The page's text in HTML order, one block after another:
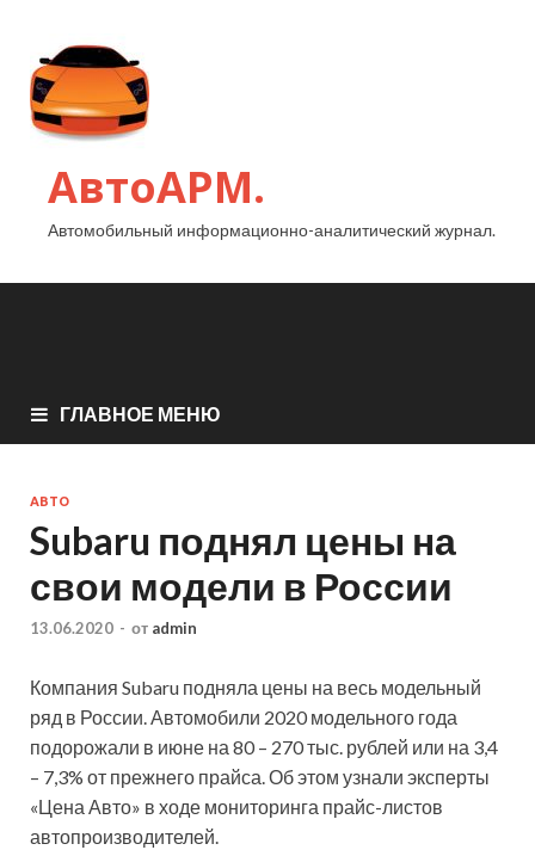
АвтоАРМ.
Автомобильный информационно-аналитический журнал.
ГЛАВНОЕ МЕНЮ
АВТО
Subaru поднял цены на
свои модели в России
13.06.2020 - от admin
Компания Subaru подняла цены на весь модельный
ряд в России. Автомобили 2020 модельного года
подорожали в июне на 80 – 270 тыс. рублей или на 3,4
– 7,3% от прежнего прайса. Об этом узнали эксперты
«Цена Авто» в ходе мониторинга прайс-листов
автопроизводителей.